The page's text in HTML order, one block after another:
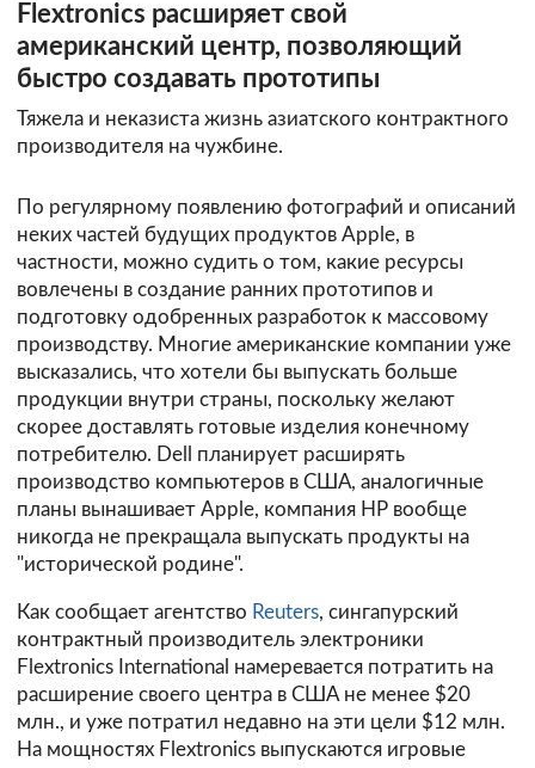
Flextronics расширяет свой
американский центр, позволяющий
быстро создавать прототипы
Тяжела и неказиста жизнь азиатского контрактного
производителя на чужбине.
По регулярному появлению фотографий и описаний
неких частей будущих продуктов Apple, в
частности, можно судить о том, какие ресурсы
вовлечены в создание ранних прототипов и
подготовку одобренных разработок к массовому
производству. Многие американские компании уже
высказались, что хотели бы выпускать больше
продукции внутри страны, поскольку желают
скорее доставлять готовые изделия конечному
потребителю. Dell планирует расширять
производство компьютеров в США, аналогичные
планы вынашивает Apple, компания HP вообще
никогда не прекращала выпускать продукты на
"исторической родине".
Как сообщает агентство Reuters, сингапурский
контрактный производитель электроники
Flextronics International намеревается потратить на
расширение своего центра в США не менее $20
млн., и уже потратил недавно на эти цели $12 млн.
На мощностях Flextronics выпускаются игровые